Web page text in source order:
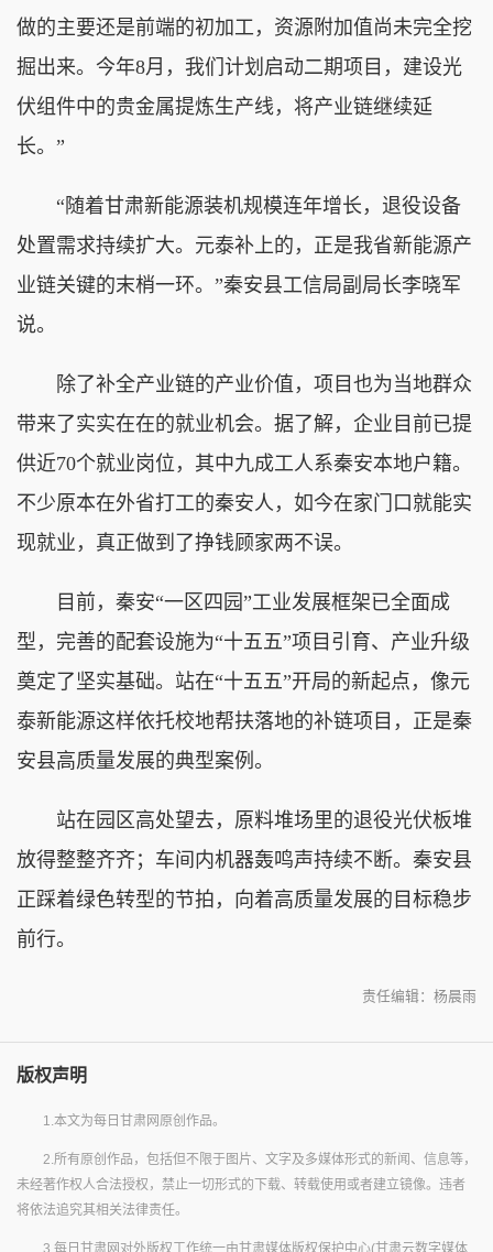
做的主要还是前端的初加工，资源附加值尚未完全挖
掘出来。今年8月，我们计划启动二期项目，建设光
伏组件中的贵金属提炼生产线，将产业链继续延
长。”
“随着甘肃新能源装机规模连年增长，退役设备
处置需求持续扩大。元泰补上的，正是我省新能源产
业链关键的末梢一环。”秦安县工信局副局长李晓军
说。
除了补全产业链的产业价值，项目也为当地群众
带来了实实在在的就业机会。据了解，企业目前已提
供近70个就业岗位，其中九成工人系秦安本地户籍。
不少原本在外省打工的秦安人，如今在家门口就能实
现就业，真正做到了挣钱顾家两不误。
目前，秦安“一区四园”工业发展框架已全面成
型，完善的配套设施为“十五五”项目引育、产业升级
奠定了坚实基础。站在“十五五”开局的新起点，像元
泰新能源这样依托校地帮扶落地的补链项目，正是秦
安县高质量发展的典型案例。
站在园区高处望去，原料堆场里的退役光伏板堆
放得整整齐齐；车间内机器轰鸣声持续不断。秦安县
正踩着绿色转型的节拍，向着高质量发展的目标稳步
前行。
责任编辑：杨晨雨
版权声明
1.本文为每日甘肃网原创作品。
2.所有原创作品，包括但不限于图片、文字及多媒体形式的新闻、信息等，
未经著作权人合法授权，禁止一切形式的下载、转载使用或者建立镜像。违者
将依法追究其相关法律责任。